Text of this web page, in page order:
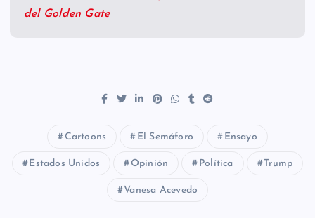
del Golden Gate
Cartoons El Semáforo Ensayo
Estados Unidos Opinión Política Trump
Vanesa Acevedo